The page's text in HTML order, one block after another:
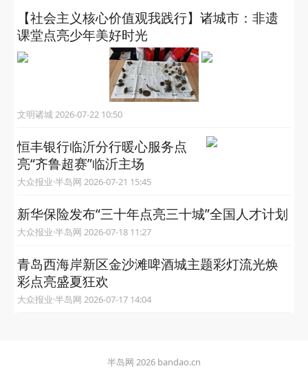
【社会主义核心价值观我践行】诸城市：非遗
课堂点亮少年美好时光
文明诸城 2026-07-22 10:50
恒丰银行临沂分行暖心服务点
亮“齐鲁超赛”临沂主场
大众报业·半岛网 2026-07-21 15:45
新华保险发布“三十年点亮三十城”全国人才计划
大众报业·半岛网 2026-07-18 11:27
青岛西海岸新区金沙滩啤酒城主题彩灯流光焕
彩点亮盛夏狂欢
大众报业·半岛网 2026-07-17 14:04
半岛网 2026 bandao.cn